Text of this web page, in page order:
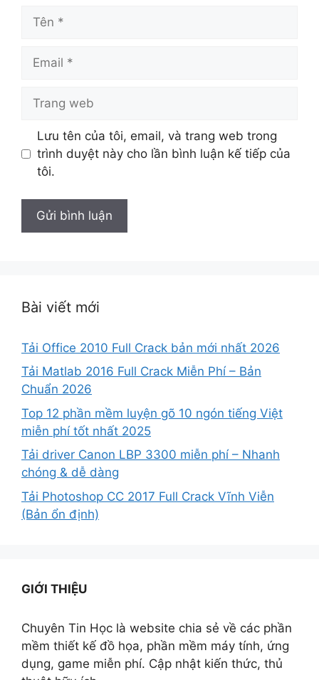
Tên
Email
Trang
Lưu tên của tôi, email, và trang web trong
trình duyệt này cho lần bình luận kế tiếp của
tôi.
Bài viết mới
Tải Office 2010 Full Crack bản mới nhất 2026
Tải Matlab 2016 Full Crack Miễn Phí – Bản
Chuẩn 2026
Top 12 phần mềm luyện gõ 10 ngón tiếng Việt
miễn phí tốt nhất 2025
Tải driver Canon LBP 3300 miễn phí – Nhanh
chóng & dễ dàng
Tải Photoshop CC 2017 Full Crack Vĩnh Viễn
(Bản ổn định)
GIỚI THIỆU
Chuyên Tin Học là website chia sẻ về các phần
mềm thiết kế đồ họa, phần mềm máy tính, ứng
dụng, game miễn phí. Cập nhật kiến thức, thủ